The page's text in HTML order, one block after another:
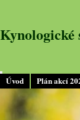
Úvod Plán akcí
Kynologické